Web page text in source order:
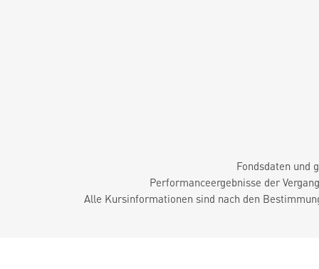
Fondsdaten und
Performanceergebnisse der
Alle Kursinformationen sind nach den